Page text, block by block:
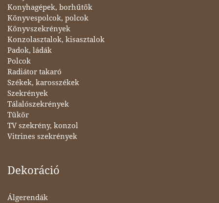
Konyhagépek, borhűtők
Könyvespolcok, polcok
Könyvszekrények
Konzolasztalok, kisasztalok
Padok, ládák
Polcok
Radiátor takaró
Székek, karosszékek
Szekrények
Tálalószekrények
Tükör
TV szekrény, konzol
Vitrines szekrények
Dekoráció
Álgerendák